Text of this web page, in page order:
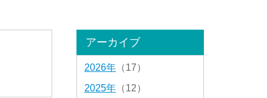
アーカイブ
2026年 （17）
2025年 （12）